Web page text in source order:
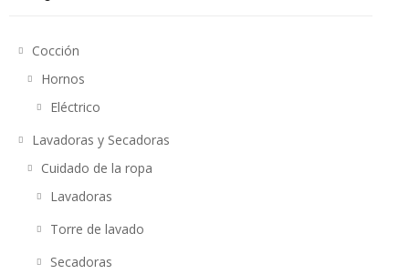
Cocción
Hornos
Eléctrico
Lavadoras y Secadoras
Cuidado de la ropa
Lavadoras
Torre de lavado
Secadoras